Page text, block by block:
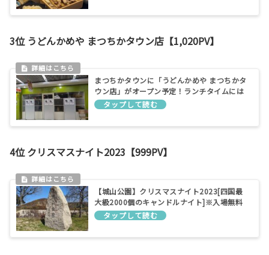
3位 うどんかめや まつちかタウン店【1,020PV】
まつちかタウンに「うどんかめや まつちかタ
ウン店」がオープン予定！ランチタイムには
行列必至か!?
4位 クリスマスナイト2023【999PV】
【城山公園】クリスマスナイト2023[四国最
大級2000個のキャンドルナイト]※入場無料